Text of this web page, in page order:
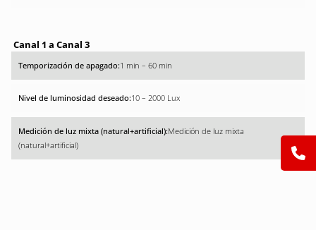
Canal 1 a Canal 3
1 min – 60 min
10 – 2000 Lux
Medición de luz mixta
(natural+artificial)